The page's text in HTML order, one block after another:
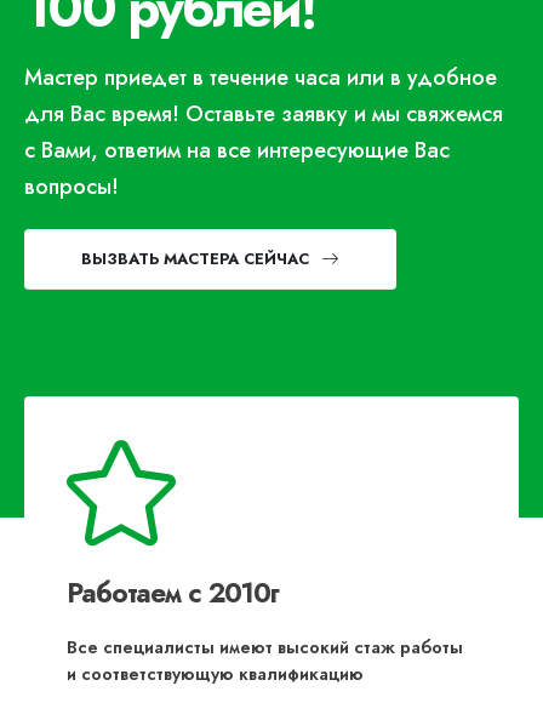
Мастер приедет в течение часа или в удобное
для Вас время! Оставьте заявку и мы свяжемся
с Вами, ответим на все интересующие Вас
вопросы!
ВЫЗВАТЬ МАСТЕРА СЕЙЧАС
Работаем с 2010г
Все специалисты имеют высокий стаж работы
и соответствующую квалификацию